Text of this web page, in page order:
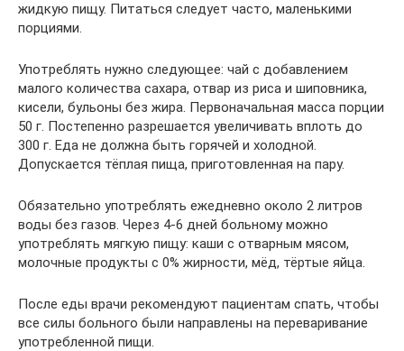
жидкую пищу. Питаться следует часто, маленькими
порциями.
Употреблять нужно следующее: чай с добавлением
малого количества сахара, отвар из риса и шиповника,
кисели, бульоны без жира. Первоначальная масса порции
50 г. Постепенно разрешается увеличивать вплоть до
300 г. Еда не должна быть горячей и холодной.
Допускается тёплая пища, приготовленная на пару.
Обязательно употреблять ежедневно около 2 литров
воды без газов. Через 4-6 дней больному можно
употреблять мягкую пищу: каши с отварным мясом,
молочные продукты с 0% жирности, мёд, тёртые яйца.
После еды врачи рекомендуют пациентам спать, чтобы
все силы больного были направлены на переваривание
употребленной пищи.